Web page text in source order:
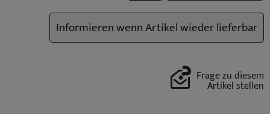
Informieren wenn Artikel wieder lieferbar
Frage zu diesem
Artikel stellen